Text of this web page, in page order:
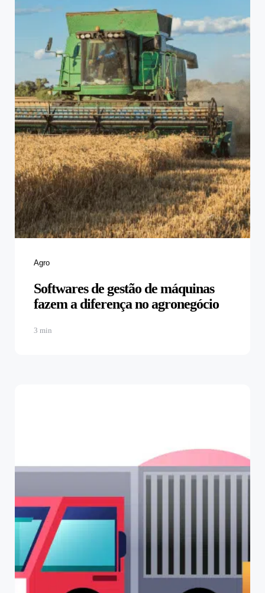
Categories
Agro
Softwares de gestão de máquinas
fazem a diferença no agronegócio
3 min